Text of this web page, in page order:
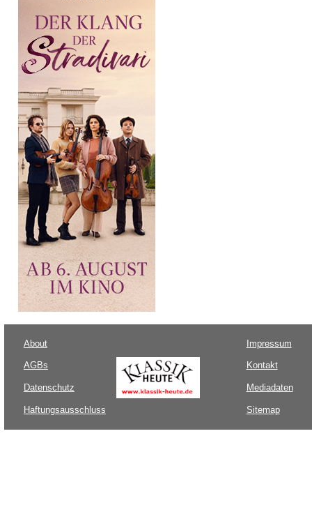
About
AGBs
Datenschutz
Haftungsausschluss
Impressum
Kontakt
Mediadaten
Sitemap